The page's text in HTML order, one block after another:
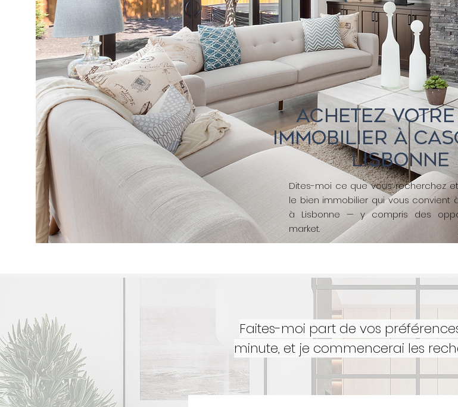
ACHETEZ
IMMOBILIER À
LISBONNE
Dites-moi ce que vous recherchez
le bien immobilier qui vous convient
à Lisbonne — y compris des
market.
Faites-moi part de vos
minute, et je commencerai les